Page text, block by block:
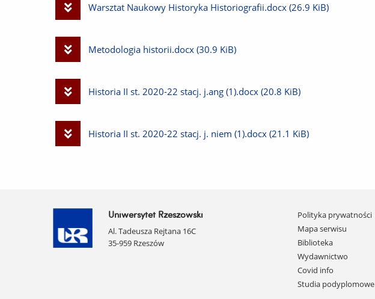
Pobierz
Warsztat Naukowy Historyka Historiografii.docx (26.9 KiB)
Pobierz
Metodologia historii.docx (30.9 KiB)
Pobierz
Historia II st. 2020-22 stacj. j.ang (1).docx (20.8 KiB)
Pobierz
Historia II st. 2020-22 stacj. j. niem (1).docx (21.1 KiB)
Uniwersytet Rzeszowski
Al. Tadeusza Rejtana 16C
35-959 Rzeszów
Pomiń
nawigację
i
przejdź
do
treści
Polityka prywatności
Mapa serwisu
Biblioteka
Wydawnictwo
Covid info
Studia podyplomowe